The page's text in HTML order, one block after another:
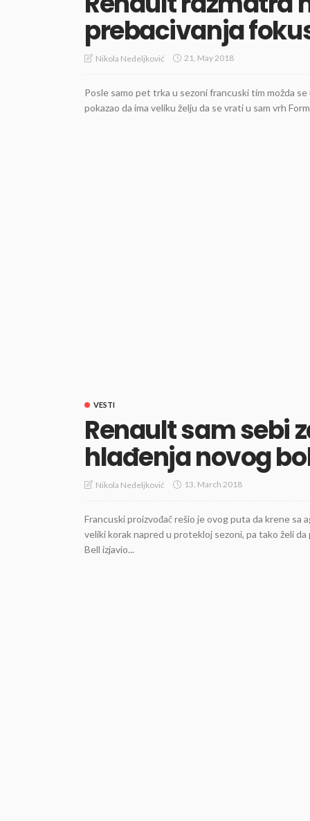
prebacivanja
Nikola Nedeljković 21, May 2018
Posle samo pet trka u sezoni francuski tim možda
pokazao da ima veliku želju da se vrati u sam vrh
VESTI
Renault sam sebi
hlađenja novog
Nikola Nedeljković 13, March 2018
Francuski proizvođač rešio je ovog puta da krene sa
veliki korak napred u protekloj sezoni, pa tako želi
Bell izjavio...